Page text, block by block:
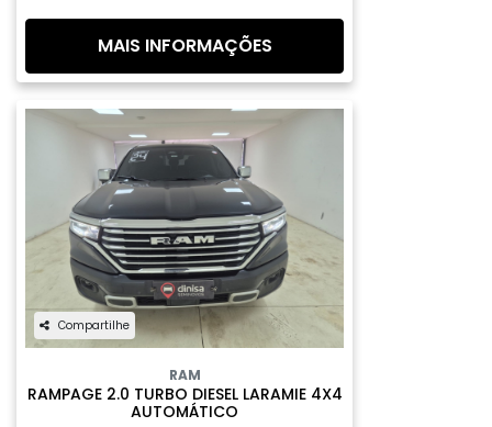
MAIS INFORMAÇÕES
Compartilhe
RAM
RAMPAGE 2.0 TURBO DIESEL LARAMIE 4X4
AUTOMÁTICO